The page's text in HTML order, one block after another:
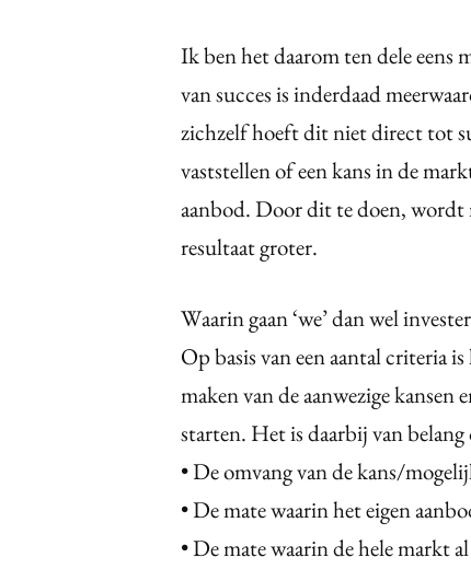
Ik ben het daarom ten dele eens
van succes is inderdaad
zichzelf hoeft dit niet direct tot
vaststellen of een kans in de
aanbod. Door dit te doen, wordt
resultaat groter.
Waarin gaan ‘we’ dan wel
Op basis van een aantal criteria
maken van de aanwezige
starten. Het is daarbij van
• De omvang van de kans/
• De mate waarin het eigen
• De mate waarin de hele markt